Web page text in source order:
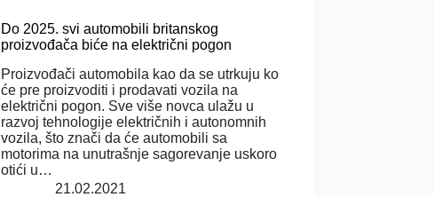
Do 2025. svi automobili britanskog
proizvođača biće na električni pogon
Proizvođači automobila kao da se utrkuju ko
će pre proizvoditi i prodavati vozila na
električni pogon. Sve više novca ulažu u
razvoj tehnologije električnih i autonomnih
vozila, što znači da će automobili sa
motorima na unutrašnje sagorevanje uskoro
otići u…
21.02.2021